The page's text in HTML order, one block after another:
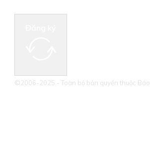
©2006-2025 - Toàn bộ bản quyền thuộc Báo